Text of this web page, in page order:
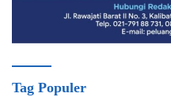
Tag Populer